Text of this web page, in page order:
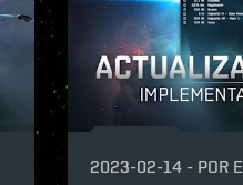
2023-02-14 - POR